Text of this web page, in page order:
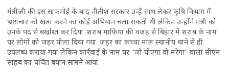
मंत्रीजी की इस साफगोई के बाद नीतीश सरकार उन्हें साथ लेकर कृषि विभाग में
भ्रष्टाचार को खत्म करने का कोई अभियान चला सकती थी लेकिन उन्होंने मंत्री को
उनके पद से बर्खाश्त कर दिया. शराब माफिया की वजह से बिहार में शराब के नाम
पर लोगों को जहर पीला दिया गया. जहर का कच्चा माल स्थानीय थाने से ही
उपलब्ध कराया गया लेकिन कार्रवाई के नाम पर ''जो पीएगा वो मरेगा'' वाला सीएम
साहब का चर्चित बयान सामने आया.